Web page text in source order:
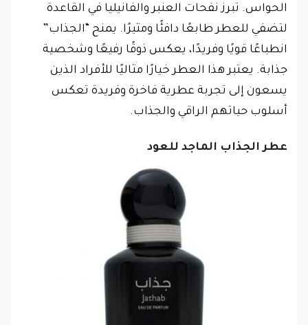
الحواس. تبرز نفحات العنبر والفانيليا في القاعدة
لتضفي للعطر طابعًا دافئًا ومثيرًا. يمنح “الجذاب”
انطباعًا قويًا وفريدًا، يعكس ذوقًا رفيعًا وشخصية
جذابة. يعتبر هذا العطر خيارًا مثاليًا للأفراد الذين
يسعون إلى تجربة عطرية فاخرة وفريدة تعكس
أسلوب حياتهم الراقي والجذاب.
عطر الجذاب الماجد للعود